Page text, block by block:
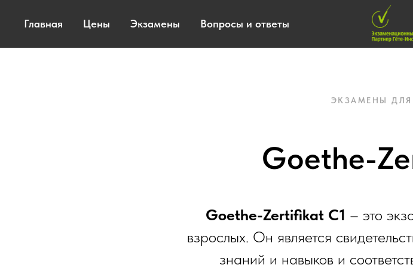
Главная Цены Экзамены Вопросы и ответы
ЭКЗАМЕНЫ
Goethe-
Goethe-Zertifikat C1 – это
взрослых. Он является
знаний и навыков и